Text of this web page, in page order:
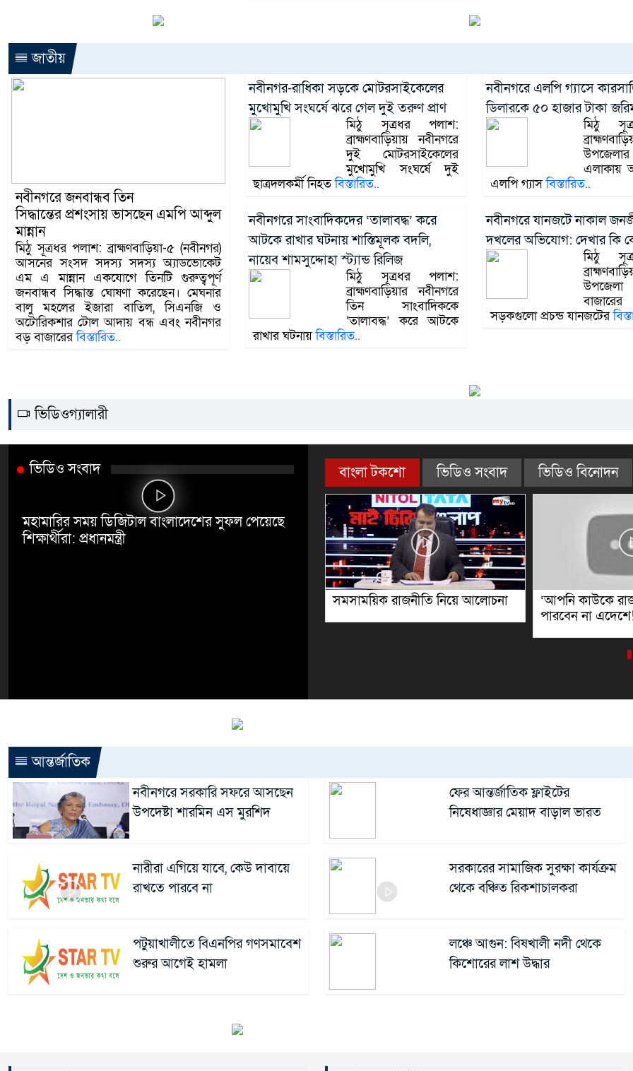
জাতীয়
নবীনগরে জনবান্ধব তিন
সিদ্ধান্তের প্রশংসায় ভাসছেন এমপি আব্দুল
মান্নান
মিঠু সূত্রধর পলাশ: ব্রাহ্মণবাড়িয়া-৫ (নবীনগর)
আসনের সংসদ সদস্য সদস্য অ্যাডভোকেট
এম এ মান্নান একযোগে তিনটি গুরুত্বপূর্ণ
জনবান্ধব সিদ্ধান্ত ঘোষণা করেছেন। মেঘনার
বালু মহলের ইজারা বাতিল, সিএনজি ও
অটোরিকশার টোল আদায় বন্ধ এবং নবীনগর
বড় বাজারেরবিস্তারিত..
নবীনগর-রাধিকা সড়কে মোটরসাইকেলের
মুখোমুখি সংঘর্ষে ঝরে গেল দুই তরুণ প্রাণ
মিঠু সূত্রধর পলাশ:
ব্রাহ্মণবাড়িয়ায় নবীনগরে
দুই মোটরসাইকেলের
মুখোমুখি সংঘর্ষে দুই
ছাত্রদলকর্মী নিহতবিস্তারিত..
নবীনগরে এলপি গ্যাসে
ডিলারকে ৫০ হাজার টাকা
মিঠু
এলাকায়
এলপি গ্যাসবিস্তারিত..
নবীনগরে সাংবাদিকদের ‘তালাবদ্ধ’ করে
আটকে রাখার ঘটনায় শাস্তিমূলক বদলি,
নায়েব শামসুদ্দোহা স্ট্যান্ড রিলিজ
মিঠু সূত্রধর পলাশ:
ব্রাহ্মণবাড়িয়ার নবীনগরে
তিন সাংবাদিককে
‘তালাবদ্ধ’ করে আটকে
রাখার ঘটনায়বিস্তারিত..
নবীনগরে যানজটে নাকাল
দখলের অভিযোগ: দেখার কি
মিঠু
সড়কগুলো প্রচন্ড যানজটের
ভিডিওগ্যালারী
ভিডিও সংবাদ
মহামারির সময় ডিজিটাল বাংলাদেশের সুফল পেয়েছে
শিক্ষার্থীরা: প্রধানমন্ত্রী
বাংলা টকশো ভিডিও সংবাদ ভিডিও বিনোদন
সমসাময়িক রাজনীতি নিয়ে আলোচনা
‘আপনি কাউকে রাজাকার বলতে
পারবেন না এদেশে!’
আন্তর্জাতিক
নবীনগরে সরকারি সফরে আসছেন
উপদেষ্টা শারমিন এস মুরশিদ
ফের আন্তর্জাতিক ফ্লাইটের
নিষেধাজ্ঞার মেয়াদ বাড়াল ভারত
নারীরা এগিয়ে যাবে, কেউ দাবায়ে
রাখতে পারবে না
সরকারের সামাজিক সুরক্ষা কার্যক্রম
থেকে বঞ্চিত রিকশাচালকরা
পটুয়াখালীতে বিএনপির গণসমাবেশ
শুরুর আগেই হামলা
লঞ্চে আগুন: বিষখালী নদী থেকে
কিশোরের লাশ উদ্ধার